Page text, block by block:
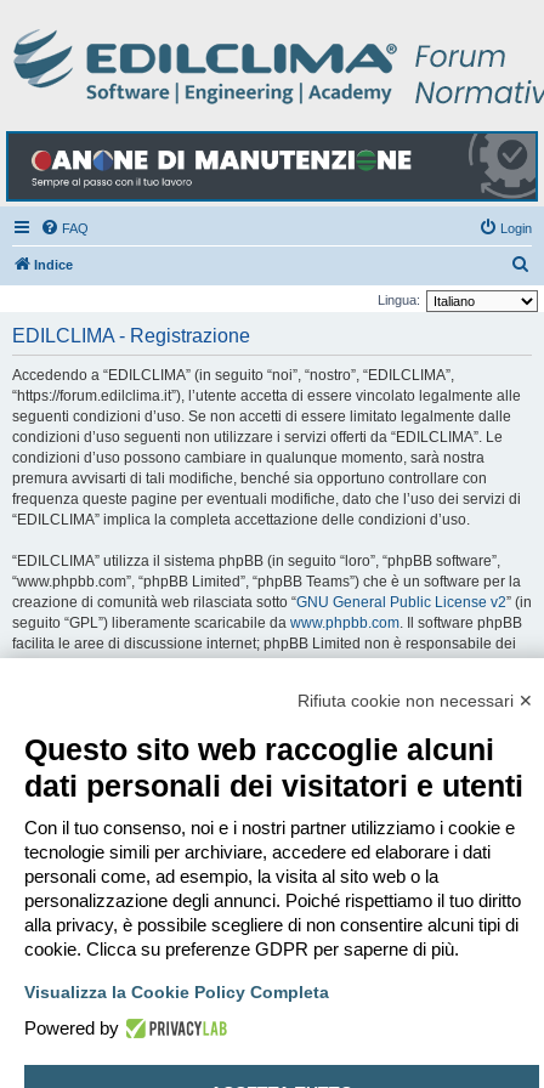
FAQ Login
Indice
e
Lingua:
EDILCLIMA - Registrazione
Accedendo a “EDILCLIMA” (in seguito “noi”, “nostro”, “EDILCLIMA”,
“https://forum.edilclima.it”), l’utente accetta di essere vincolato legalmente alle
seguenti condizioni d’uso. Se non accetti di essere limitato legalmente dalle
condizioni d’uso seguenti non utilizzare i servizi offerti da “EDILCLIMA”. Le
condizioni d’uso possono cambiare in qualunque momento, sarà nostra
premura avvisarti di tali modifiche, benché sia opportuno controllare con
frequenza queste pagine per eventuali modifiche, dato che l’uso dei servizi di
“EDILCLIMA” implica la completa accettazione delle condizioni d’uso.
“EDILCLIMA” utilizza il sistema phpBB (in seguito “loro”, “phpBB software”,
“www.phpbb.com”, “phpBB Limited”, “phpBB Teams”) che è un software per la
creazione di comunità web rilasciata sotto “GNU General Public License v2” (in
seguito “GPL”) liberamente scaricabile da www.phpbb.com . Il software phpBB
facilita le aree di discussione internet; phpBB Limited non è responsabile dei
contenuti e della gestione. Per ulteriori informazioni su phpBB:
minaccia, messaggio a sfondo sessuale, o qualsiasi altro tipo di materiale che
può violare una qualsiasi Legge del proprio Stato, o dello Stato dove
“EDILCLIMA” è ospitato, o di una Legge internazionale. Fare ciò porta
all’immediato e permanente divieto di accesso, con notifica al tuo provider
Internet se è ritenuto da noi opportuno. Tutti gli indirizzi IP sono registrati per
salvaguardare e rinforzare queste condizioni. Accetti che “EDILCLIMA” abbia il
diritto di rimuovere, riscrivere, spostare o chiudere qualsiasi argomento in
qualsiasi momento lo ritenga necessario. Come fruitore di questo servizio,
accetti che ogni informazione (dato personale) tu abbia inviato sia conservata
in un database. Al contempo queste informazioni non saranno divulgate a
nessuno senza il tuo consenso, né “EDILCLIMA” o phpBB sono da ritenersi
queste informazioni.
Rifiuta cookie non necessari ✕
Questo sito web raccoglie alcuni
dati personali dei visitatori e utenti
Con il tuo consenso, noi e i nostri partner utilizziamo i cookie e
tecnologie simili per archiviare, accedere ed elaborare i dati
personali come, ad esempio, la visita al sito web o la
personalizzazione degli annunci. Poiché rispettiamo il tuo diritto
alla privacy, è possibile scegliere di non consentire alcuni tipi di
cookie. Clicca su preferenze GDPR per saperne di più.
Visualizza la Cookie Policy Completa
Powered by